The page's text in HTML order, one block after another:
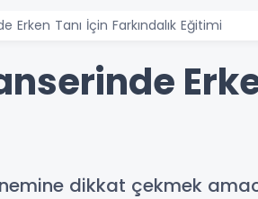
Erken Tanı İçin Farkındalık Eğitimi
dikkat çekmek